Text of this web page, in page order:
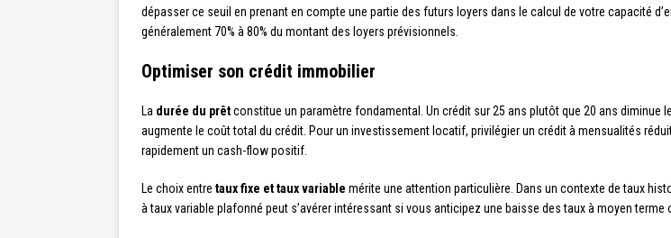
dépasser ce seuil en prenant en compte une partie des futurs loyers dans le calcul de votre capacité
généralement 70% à 80% du montant des loyers prévisionnels.
Optimiser son crédit immobilier
La durée du prêtconstitue un paramètre fondamental. Un crédit sur 25 ans plutôt que 20 ans
augmente le coût total du crédit. Pour un investissement locatif, privilégier un crédit à mensualités
rapidement un cash-flow positif.
Le choix entre taux fixe et taux variable mérite une attention particulière. Dans un contexte de taux
à taux variable plafonné peut s’avérer intéressant si vous anticipez une baisse des taux à moyen terme